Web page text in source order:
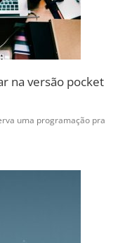
na versão pocket
uma programação pra